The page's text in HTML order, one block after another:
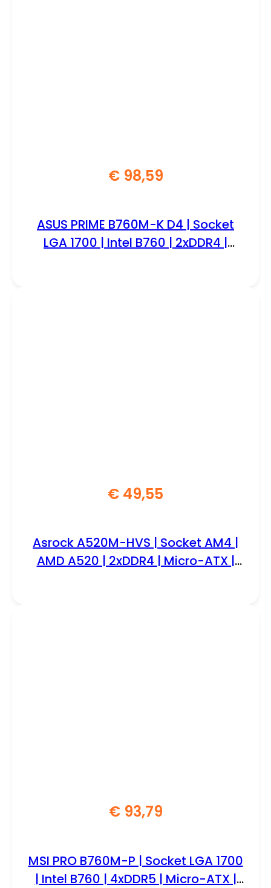
€98,59
ASUS PRIME B760M-K D4 | Socket
LGA 1700 | Intel B760 | 2xDDR4 |
€ 49,55
Asrock A520M-HVS | Socket AM4 |
AMD A520 | 2xDDR4 | Micro-ATX |
€93,79
MSI PRO B760M-P | Socket LGA 1700
| Intel B760 | 4xDDR5 | Micro-ATX |